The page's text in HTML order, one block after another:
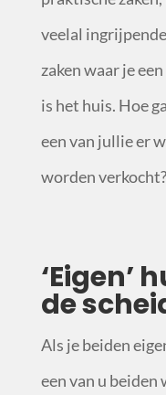
veelal
zaken waar je
is het huis. Hoe
een van jullie er
worden verkocht?
‘Eigen’
de
Als je beiden
een van u